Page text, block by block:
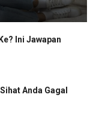
Ini Jawapan
Anda Gagal